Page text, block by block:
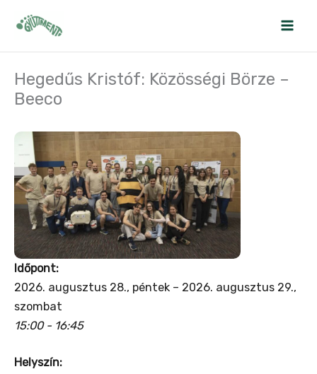
Hegedűs Kristóf: Közösségi Börze –
Beeco
Időpont:
2026. augusztus 28., péntek – 2026. augusztus 29.,
szombat
15:00 - 16:45
Helyszín: